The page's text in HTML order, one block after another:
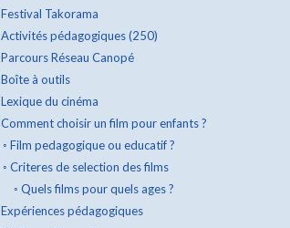
Festival Takorama
Activités pédagogiques (250)
Parcours Réseau Canopé
Boîte à outils
Lexique du cinéma
Comment choisir un film pour enfants ?
◦ Film pedagogique ou educatif ?
◦ Criteres de selection des films
◦ Quels films pour quels ages ?
Expériences pédagogiques